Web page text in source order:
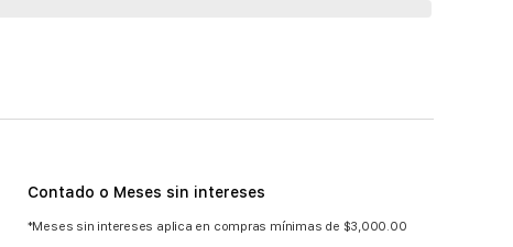
Contado o Meses sin intereses
*Meses sin intereses aplica en compras mínimas de $3,000.00